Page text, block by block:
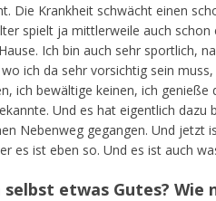
Die Krankheit schwächt einen
spielt ja mittlerweile auch
Ich bin auch sehr sportlich,
ich da sehr vorsichtig sein
ich bewältige keinen, ich
Und es hat eigentlich
Nebenweg gegangen. Und
es ist eben so. Und es ist auch
selbst etwas Gutes? Wie